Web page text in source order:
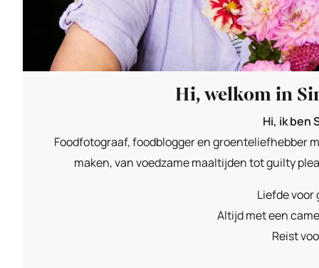
Hi, welkom in
Hi, ik ben
Foodfotograaf, foodblogger en groenteliefhebber
maken, van voedzame maaltijden tot guilty
Liefde voor
Altijd met een
Reist